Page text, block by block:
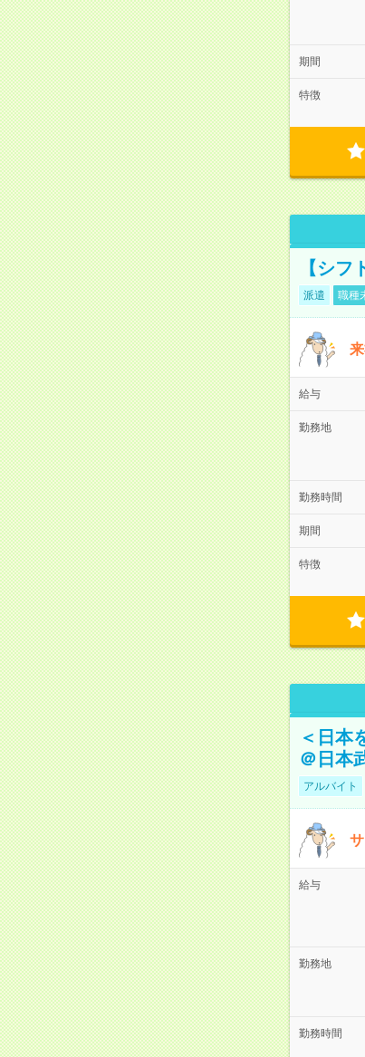
期間
特徴
【シ
派遣 職種
給与
勤務地
勤務時間
期間
特徴
＜日本
＠日本
アルバイト
給与
勤務地
勤務時間